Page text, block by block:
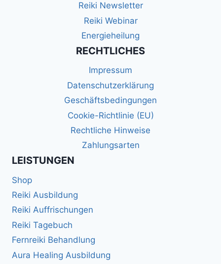
Reiki Newsletter
Reiki Webinar
Energieheilung
RECHTLICHES
Impressum
Datenschutzerklärung
Geschäftsbedingungen
Cookie-Richtlinie (EU)
Rechtliche Hinweise
Zahlungsarten
LEISTUNGEN
Shop
Reiki Ausbildung
Reiki Auffrischungen
Reiki Tagebuch
Fernreiki Behandlung
Aura Healing Ausbildung